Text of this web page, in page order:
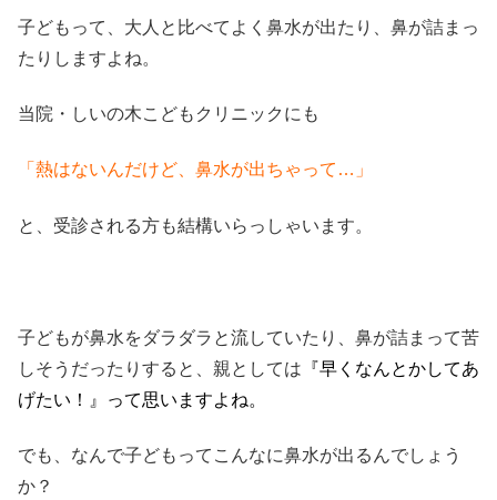
子どもって、大人と比べてよく鼻水が出たり、鼻が詰まっ
たりしますよね。
当院・しいの木こどもクリニックにも
「熱はないんだけど、鼻水が出ちゃって…」
と、受診される方も結構いらっしゃいます。
子どもが鼻水をダラダラと流していたり、鼻が詰まって苦
しそうだったりすると、親としては 『早くなんとかしてあ
げたい！』って思いますよね。
でも、なんで子どもってこんなに鼻水が出るんでしょう
か？